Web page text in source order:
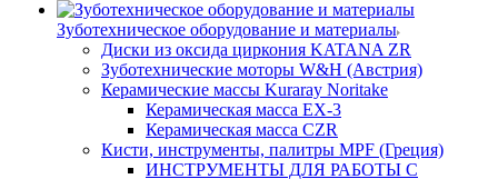
Зуботехническое оборудование и материалы
Диски из оксида циркония KATANA ZR
Зуботехнические моторы W&H (Австрия)
Керамические массы Kuraray Noritake
Керамическая масса EX-3
Керамическая масса CZR
Кисти, инструменты, палитры MPF (Греция)
ИНСТРУМЕНТЫ ДЛЯ РАБОТЫ С